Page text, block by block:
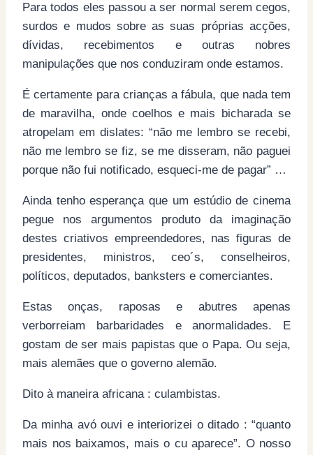
Para todos eles passou a ser normal serem cegos,
surdos e mudos sobre as suas próprias acções,
dívidas, recebimentos e outras nobres
manipulações que nos conduziram onde estamos.
É certamente para crianças a fábula, que nada tem
de maravilha, onde coelhos e mais bicharada se
atropelam em dislates: “não me lembro se recebi,
não me lembro se fiz, se me disseram, não paguei
porque não fui notificado, esqueci-me de pagar” …
Ainda tenho esperança que um estúdio de cinema
pegue nos argumentos produto da imaginação
destes criativos empreendedores, nas figuras de
presidentes, ministros, ceo´s, conselheiros,
políticos, deputados, banksters e comerciantes.
Estas onças, raposas e abutres apenas
verborreiam barbaridades e anormalidades. E
gostam de ser mais papistas que o Papa. Ou seja,
mais alemães que o governo alemão.
Dito à maneira africana : culambistas.
Da minha avó ouvi e interiorizei o ditado : “quanto
mais nos baixamos, mais o cu aparece”. O nosso